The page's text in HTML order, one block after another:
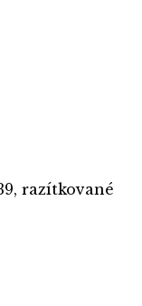
razítkované